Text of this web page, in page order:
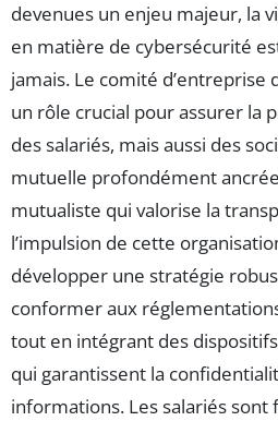
devenues un enjeu majeur, la
en matière de cybersécurité
jamais. Le comité d’entreprise
un rôle crucial pour assurer la
des salariés, mais aussi des
mutuelle profondément
mutualiste qui valorise la
l’impulsion de cette
développer une stratégie
conformer aux
tout en intégrant des
qui garantissent la
informations. Les salariés sont